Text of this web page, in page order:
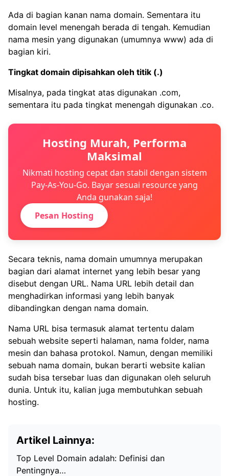
Ada di bagian kanan nama domain. Sementara itu
domain level menengah berada di tengah. Kemudian
nama mesin yang digunakan (umumnya www) ada di
bagian kiri.
Tingkat domain dipisahkan oleh titik (.)
Misalnya, pada tingkat atas digunakan .com,
sementara itu pada tingkat menengah digunakan .co.
Hosting Murah, Performa
Maksimal
Nikmati hosting cepat dan stabil dengan sistem
Pay-As-You-Go. Bayar sesuai resource yang
Anda gunakan saja!
Pesan Hosting
Secara teknis, nama domain umumnya merupakan
bagian dari alamat internet yang lebih besar yang
disebut dengan URL. Nama URL lebih detail dan
menghadirkan informasi yang lebih banyak
dibandingkan dengan nama domain.
Nama URL bisa termasuk alamat tertentu dalam
sebuah website seperti halaman, nama folder, nama
mesin dan bahasa protokol. Namun, dengan memiliki
sebuah nama domain, bukan berarti website kalian
sudah bisa tersebar luas dan digunakan oleh seluruh
dunia. Untuk itu, kalian juga membutuhkan sebuah
hosting.
Artikel Lainnya:
Top Level Domain adalah: Definisi dan
Pentingnya…